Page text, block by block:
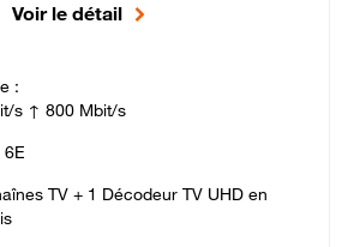
Voir le détail
:
s ↑ 800 Mbit/s
6E
TV + 1 Décodeur TV UHD en